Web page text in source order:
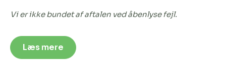
Vi er ikke bundet af aftalen ved åbenlyse fejl.
Læs mere